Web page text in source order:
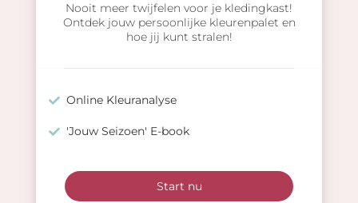
Nooit meer twijfelen voor je kledingkast!
Ontdek jouw persoonlijke kleurenpalet en
hoe jij kunt stralen!
Online Kleuranalyse
'Jouw Seizoen' E-book
Start nu